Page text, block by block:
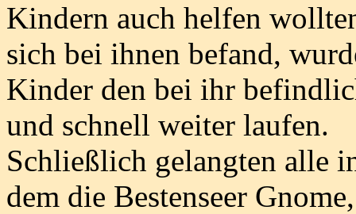
Kindern auch helfen
sich bei ihnen befand,
Kinder den bei ihr
und schnell weiter laufen.
Schließlich gelangten alle
dem die Bestenseer